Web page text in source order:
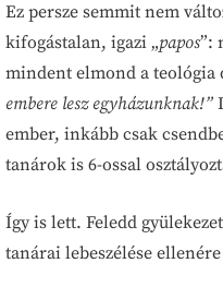
Ez persze semmit nem
kifogástalan, igazi „papos”:
mindent elmond a teológia
embere lesz egyházunknak!”
ember, inkább csak
tanárok is 6-ossal
Így is lett. Feledd
tanárai lebeszélése